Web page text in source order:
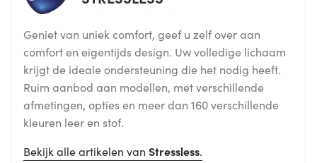
Geniet van uniek comfort, geef u zelf over aan
comfort en eigentijds design. Uw volledige lichaam
krijgt de ideale ondersteuning die het nodig heeft.
Ruim aanbod aan modellen, met verschillende
afmetingen, opties en meer dan 160 verschillende
kleuren leer en stof.
Bekijk alle artikelen van Stressless.